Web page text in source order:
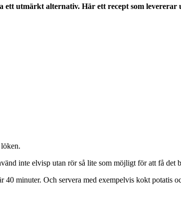
utmärkt alternativ. Här ett recept som
inte elvisp utan rör så lite som möjligt för att få det
minuter. Och servera med exempelvis kokt potatis